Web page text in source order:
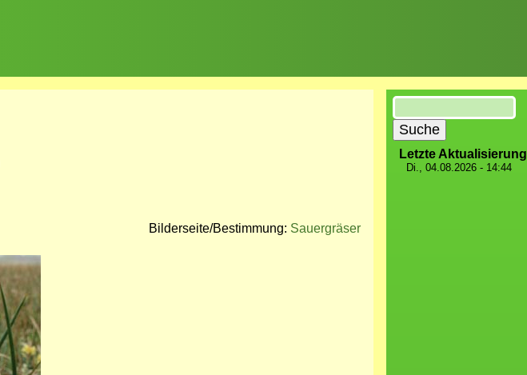
Bilderseite/Bestimmung: Sauergräser
Suche
Letzte Aktualisierung
Di., 04.08.2026 - 14:44